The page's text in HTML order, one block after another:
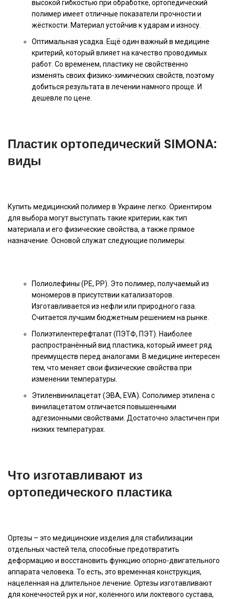
высокой гибкостью при обработке, ортопедический
полимер имеет отличные показатели прочности и
жёсткости. Материал устойчив к ударам и износу.
Оптимальная усадка. Ещё один важный в медицине
критерий, который влияет на качество проводимых
работ. Со временем, пластику не свойственно
изменять своих физико-химических свойств, поэтому
добиться результата в лечении намного проще. И
дешевле по цене.
Пластик ортопедический SIMONA:
виды
Купить медицинский полимер в Украине легко. Ориентиром
для выбора могут выступать такие критерии, как тип
материала и его физические свойства, а также прямое
назначение. Основой служат следующие полимеры:
Полиолефины (PE, PP). Это полимер, получаемый из
мономеров в присутствии катализаторов.
Изготавливается из нефли или природного газа.
Считается лучшим бюджетным решением на рынке.
Полиэтилентерефталат (ПЭТФ, ПЭТ). Наиболее
распространённый вид пластика, который имеет ряд
преимуществ перед аналогами. В медицине интересен
тем, что меняет свои физические свойства при
изменении температуры.
Этиленвинилацетат (ЭВА, EVA). Сополимер этилена с
винилацетатом отличается повышенными
адгезионными свойствами. Достаточно эластичен при
низких температурах.
Что изготавливают из
ортопедического пластика
Ортезы – это медицинские изделия для стабилизации
отдельных частей тела, способные предотвратить
деформацию и восстановить функцию опорно-двигательного
аппарата человека. То есть, это временная конструкция,
нацеленная на длительное лечение. Ортезы изготавливают
для конечностей рук и ног, коленного или локтевого сустава,